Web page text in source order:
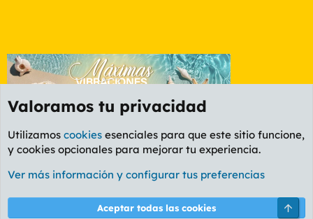
Foro General
Cookies
PL OLDSTYLE AMARILLO
Términos y reglas Política de privacidad Ayuda
Valoramos tu privacidad
Utilizamos cookies esenciales para que este sitio funcione,
y cookies opcionales para mejorar tu experiencia.
Ver más información y configurar tus preferencias
Aceptar todas las cookies